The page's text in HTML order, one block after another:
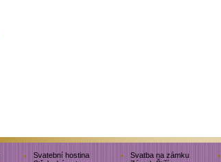
Svatební hostina Svatba na zámku